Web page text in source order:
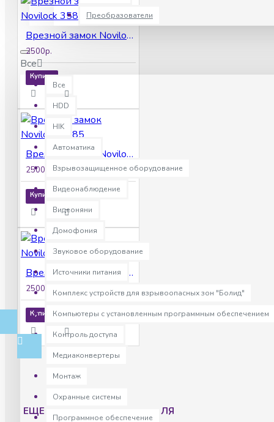
Преобразователи
Все
Все
HDD
HIK
Автоматика
Взрывозащищенное оборудование
Видеонаблюдение
Видеоняни
Домофония
Звуковое оборудование
Источники питания
Комплекс устройств для взрывоопасных зон "Болид"
Компьютеры с установленным программным обеспечением
Контроль доступа
Медиаконвертеры
Монтаж
Охранные системы
Программное обеспечение
Врезной замок Novilock 3585
2500р.
Купить
Врезной замок Novilock 4585
2500р.
Купить
Врезной замок Novilock 5085
2500р.
Купить
ЕЩЕ ТОВАРЫ ПРОИЗВОДИТЕЛЯ